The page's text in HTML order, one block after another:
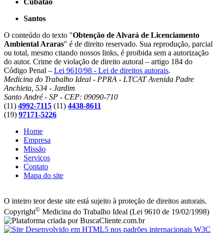
Cubatão
Santos
O conteúdo do texto "Obtenção de Alvará de Licenciamento
Ambiental Araras" é de direito reservado. Sua reprodução, parcial
ou total, mesmo citando nossos links, é proibida sem a autorização
do autor. Crime de violação de direito autoral – artigo 184 do
Código Penal – Lei 9610/98 - Lei de direitos autorais.
Medicina do Trabalho Ideal - PPRA - LTCATAvenida Padre
Anchieta, 534 - Jardim
Santo André - SP - CEP: 09090-710
(11) 4992-7115 (11) 4438-8611
(19) 97171-5226
Home
Empresa
Missão
Serviços
Contato
Mapa do site
O inteiro teor deste site está sujeito à proteção de direitos autorais.
Copyright© Medicina do Trabalho Ideal (Lei 9610 de 19/02/1998)